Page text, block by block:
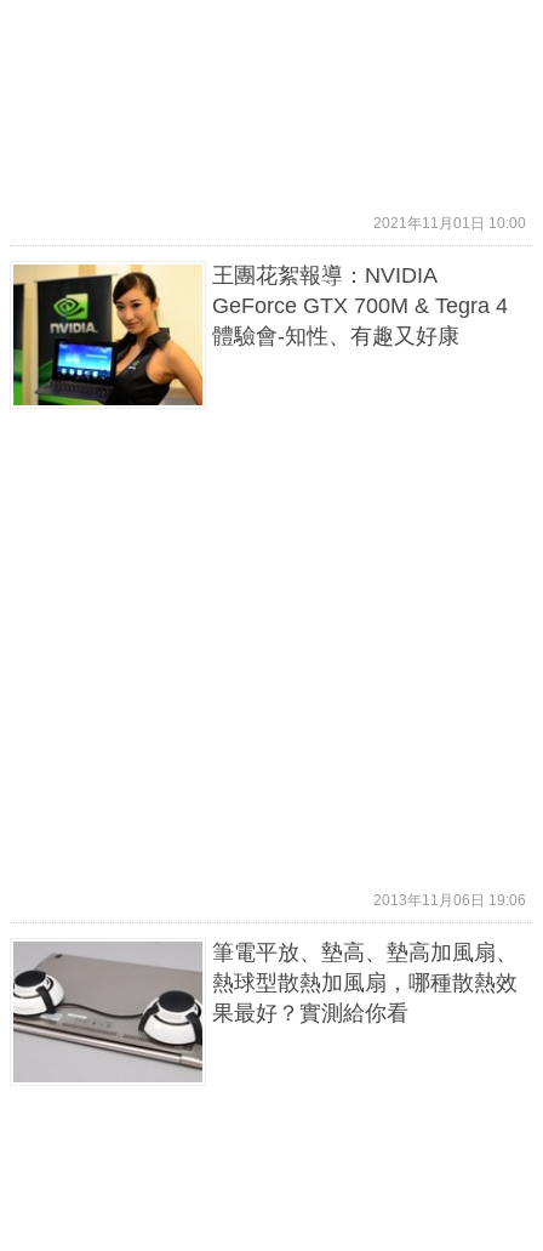
2021年11月01日 10:00
王團花絮報導：NVIDIA
GeForce GTX 700M & Tegra 4
體驗會-知性、有趣又好康
2013年11月06日 19:06
筆電平放、墊高、墊高加風扇、
熱球型散熱加風扇，哪種散熱效
果最好？實測給你看